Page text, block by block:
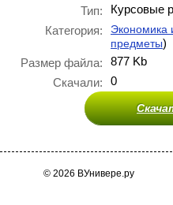
Тип:
Курсовые
Категория:
Экономика
предметы)
Размер файла:
877 Kb
Скачали:
0
© 2026 ВУнивере.ру